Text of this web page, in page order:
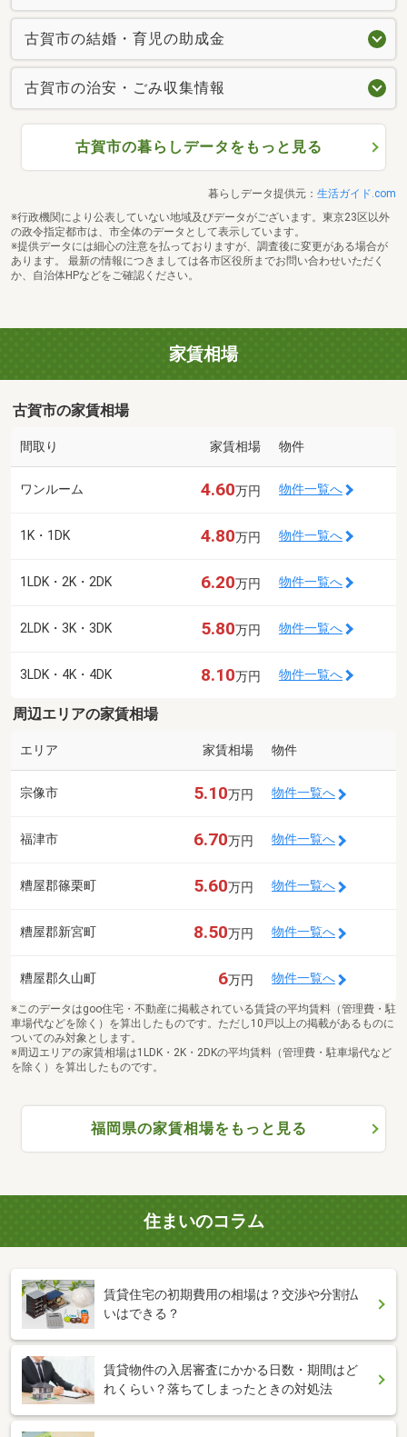
古賀市の結婚・育児の助成金
古賀市の治安・ごみ収集情報
古賀市の暮らしデータをもっと見る
暮らしデータ提供元： 生活ガイド.com
※行政機関により公表していない地域及びデータがございます。東京23区以外
の政令指定都市は、市全体のデータとして表示しています。
※提供データには細心の注意を払っておりますが、調査後に変更がある場合が
あります。 最新の情報につきましては各市区役所までお問い合わせいただく
か、自治体HPなどをご確認ください。
家賃相場
古賀市の家賃相場
間取り 家賃相場 物件
ワンルーム 4.60万円 物件一覧へ
1K・1DK 4.80万円 物件一覧へ
1LDK・2K・2DK 6.20万円 物件一覧へ
2LDK・3K・3DK 5.80万円 物件一覧へ
3LDK・4K・4DK 8.10万円 物件一覧へ
周辺エリアの家賃相場
エリア 家賃相場 物件
宗像市 5.10万円 物件一覧へ
福津市 6.70万円 物件一覧へ
糟屋郡篠栗町 5.60万円 物件一覧へ
糟屋郡新宮町 8.50万円 物件一覧へ
糟屋郡久山町 6万円 物件一覧へ
※このデータはgoo住宅・不動産に掲載されている賃貸の平均賃料（管理費・駐
車場代などを除く）を算出したものです。ただし10戸以上の掲載があるものに
ついてのみ対象とします。
※周辺エリアの家賃相場は1LDK・2K・2DKの平均賃料（管理費・駐車場代など
を除く）を算出したものです。
福岡県の家賃相場をもっと見る
住まいのコラム
賃貸住宅の初期費用の相場は？交渉や分割払
いはできる？
賃貸物件の入居審査にかかる日数・期間はど
れくらい？落ちてしまったときの対処法